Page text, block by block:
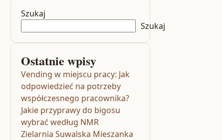
Szukaj
Szukaj
Ostatnie wpisy
Vending w miejscu pracy: Jak
odpowiedzieć na potrzeby
współczesnego pracownika?
Jakie przyprawy do bigosu
wybrać według NMR
Zielarnia Suwalska Mieszanka